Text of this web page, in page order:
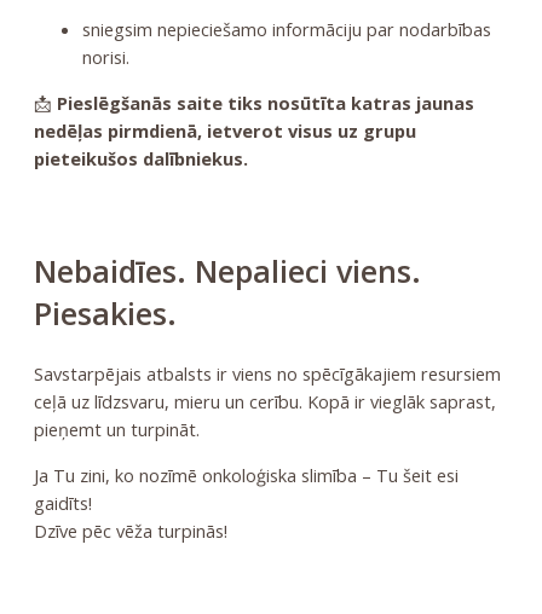
sniegsim nepieciešamo informāciju par nodarbības
norisi.
📩 Pieslēgšanās saite tiks nosūtīta katras jaunas
nedēļas pirmdienā, ietverot visus uz grupu
pieteikušos dalībniekus.
Nebaidīes. Nepalieci viens.
Piesakies.
Savstarpējais atbalsts ir viens no spēcīgākajiem resursiem
ceļā uz līdzsvaru, mieru un cerību. Kopā ir vieglāk saprast,
pieņemt un turpināt.
Ja Tu zini, ko nozīmē onkoloģiska slimība – Tu šeit esi
gaidīts!
Dzīve pēc vēža turpinās!